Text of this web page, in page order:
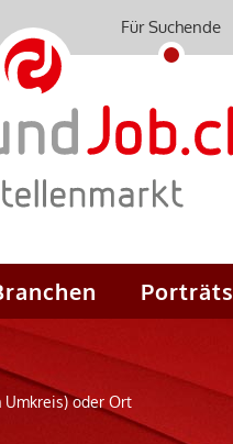
Für Suchende
Porträts
Umkreis) oder Ort